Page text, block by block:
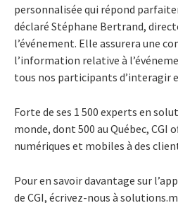
personnalisée qui répond
déclaré Stéphane Bertrand,
l’événement. Elle assurera une
l’information relative à
tous nos participants d’interagir
Forte de ses 1 500 experts en
monde, dont 500 au Québec, CGI
numériques et mobiles à des
Pour en savoir davantage sur
de CGI, écrivez-nous à